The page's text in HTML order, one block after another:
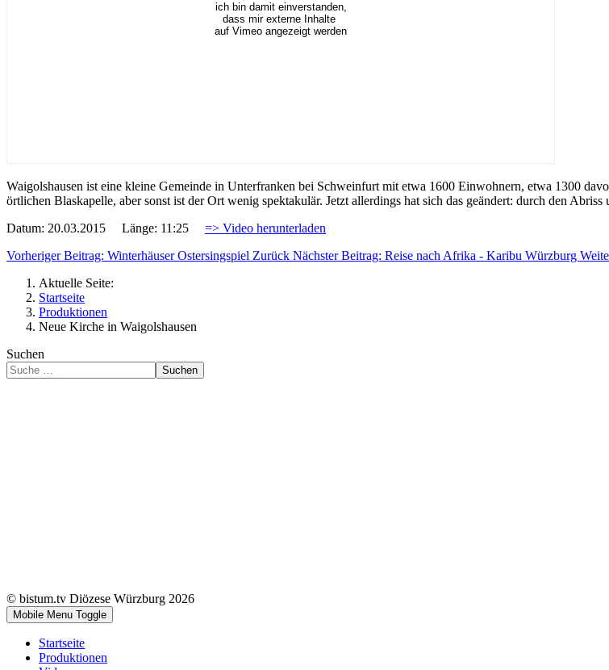
ich bin damit einverstanden,
dass mir externe Inhalte
auf Vimeo angezeigt werden
Waigolshausen ist eine kleine Gemeinde in Unterfranken bei Schweinfurt mit etwa 1600 Einwohnern, etwa 1300
örtlichen Blaskapelle, aber sonst ist der Ort wenig spektakulär. Jetzt allerdings hat sich das geändert: durch den
Datum: 20.03.2015 Länge: 11:25 => Video herunterladen
Vorheriger Beitrag: Winterhäuser Ostersingspiel Zurück Nächster Beitrag: Reise nach Afrika - Karibu Würzburg
Aktuelle Seite:
Startseite
Produktionen
Neue Kirche in Waigolshausen
Suchen
Suchen
© bistum.tv Diözese Würzburg 2026
Mobile Menu Toggle
Startseite
Produktionen